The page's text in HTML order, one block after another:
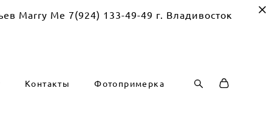
7(924) 133-49-49 г. Владивосток
Контакты
Фотопримерка